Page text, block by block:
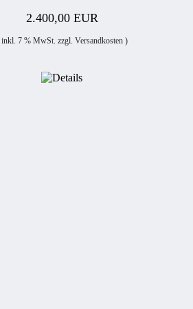
2.400,00 EUR
7 % MwSt. zzgl. Versandkosten)